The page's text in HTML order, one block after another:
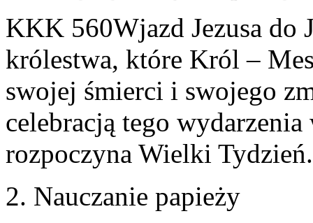
KKK 560Wjazd Jezusa do
królestwa, które Król –
swojej śmierci i swojego
celebracją tego
rozpoczyna Wielki Tydzień.
2. Nauczanie papieży